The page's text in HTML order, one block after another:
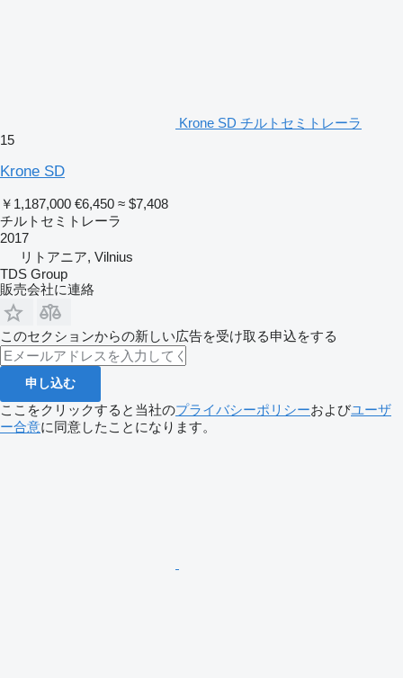
Krone SD チルトセミトレーラ
15
Krone SD
￥1,187,000 €6,450 ≈ $7,408
チルトセミトレーラ
2017
リトアニア, Vilnius
TDS Group
販売会社に連絡
このセクションからの新しい広告を受け取る申込をする
申し込む
ここをクリックすると当社のプライバシーポリシーおよびユーザ
ー合意に同意したことになります。